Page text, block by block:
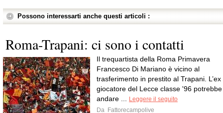
Possono interessarti anche questi articoli :
Roma-Trapani: ci sono i contatti
Il trequartista della Roma Primavera
Francesco Di Mariano è vicino al
trasferimento in prestito al Trapani. L’ex
giocatore del Lecce classe '96 potrebbe
andare ...
Leggere il seguito
Da Fattorecampolive